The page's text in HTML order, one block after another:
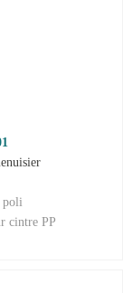
poli
cintre PP